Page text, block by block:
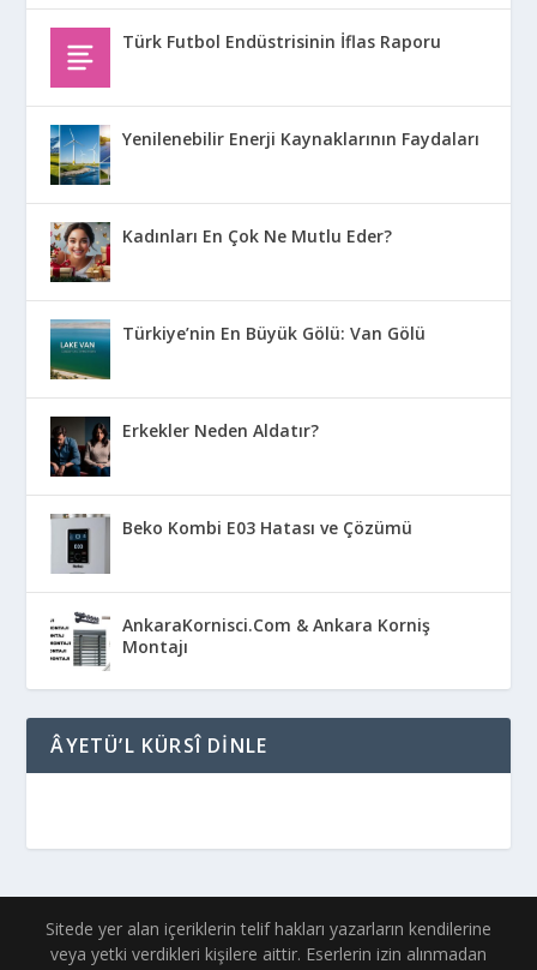
Türk Futbol Endüstrisinin İflas Raporu
Yenilenebilir Enerji Kaynaklarının Faydaları
Kadınları En Çok Ne Mutlu Eder?
Türkiye’nin En Büyük Gölü: Van Gölü
Erkekler Neden Aldatır?
Beko Kombi E03 Hatası ve Çözümü
AnkaraKornisci.Com & Ankara Korniş
Montajı
ÂYETÜ’L KÜRSÎ DINLE
Sitede yer alan içeriklerin telif hakları yazarların kendilerine
veya yetki verdikleri kişilere aittir. Eserlerin izin alınmadan